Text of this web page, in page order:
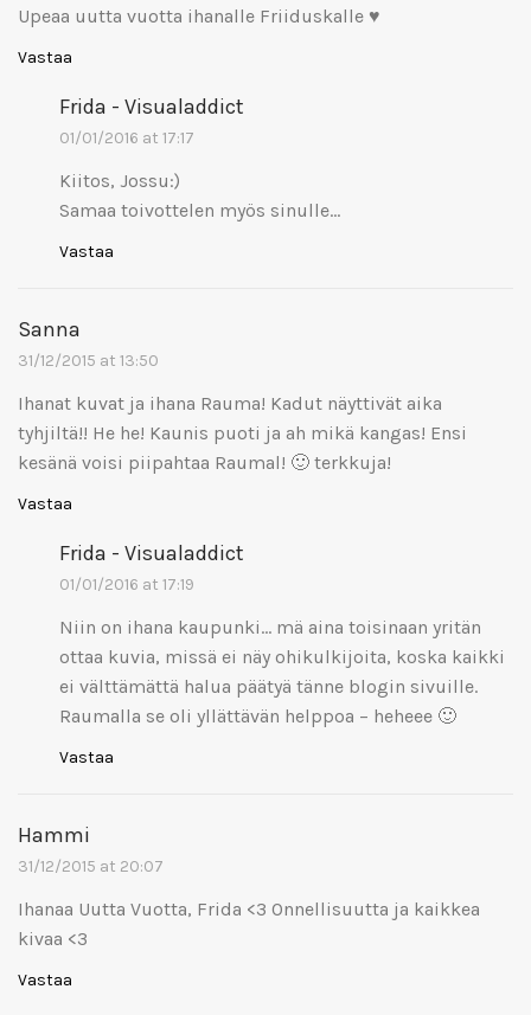
Upeaa uutta vuotta ihanalle Friiduskalle ♥
Vastaa
Frida - Visualaddict
01/01/2016 at 17:17
Kiitos, Jossu:)
Samaa toivottelen myös sinulle…
Vastaa
Sanna
31/12/2015 at 13:50
Ihanat kuvat ja ihana Rauma! Kadut näyttivät aika
tyhjiltä!! He he! Kaunis puoti ja ah mikä kangas! Ensi
kesänä voisi piipahtaa Raumal! 🙂 terkkuja!
Vastaa
Frida - Visualaddict
01/01/2016 at 17:19
Niin on ihana kaupunki… mä aina toisinaan yritän
ottaa kuvia, missä ei näy ohikulkijoita, koska kaikki
ei välttämättä halua päätyä tänne blogin sivuille.
Raumalla se oli yllättävän helppoa – heheee 🙂
Vastaa
Hammi
31/12/2015 at 20:07
Ihanaa Uutta Vuotta, Frida <3 Onnellisuutta ja kaikkea
kivaa <3
Vastaa